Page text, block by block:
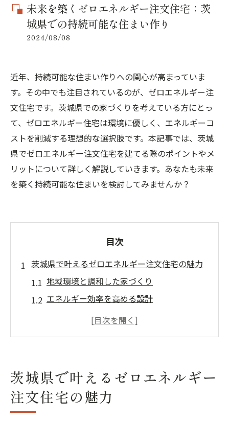
未来を築くゼロエネルギー注文住宅：茨
城県での持続可能な住まい作り
2024/08/08
近年、持続可能な住まい作りへの関心が高まっていま
す。その中でも注目されているのが、ゼロエネルギー注
文住宅です。茨城県での家づくりを考えている方にとっ
て、ゼロエネルギー住宅は環境に優しく、エネルギーコ
ストを削減する理想的な選択肢です。本記事では、茨城
県でゼロエネルギー注文住宅を建てる際のポイントやメ
リットについて詳しく解説していきます。あなたも未来
を築く持続可能な住まいを検討してみませんか？
目次
茨城県で叶えるゼロエネルギー注文住宅の魅力
地域環境と調和した家づくり
エネルギー効率を高める設計
地元の素材を活かした建築
自然と共生するライフスタイル
未来を築く注文住宅ゼロエネルギー住宅の魅力
とは
茨城県で叶えるゼロエネルギー
注文住宅の魅力